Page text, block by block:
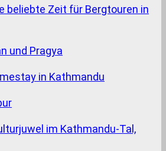
beliebte Zeit für Bergtouren in
in Kathmandu
im Kathmandu-Tal,